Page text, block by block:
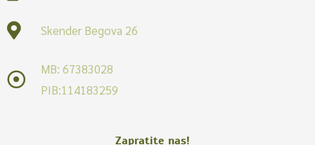
Skender Begova 26
MB: 67383028
PIB:114183259
Zapratite nas!